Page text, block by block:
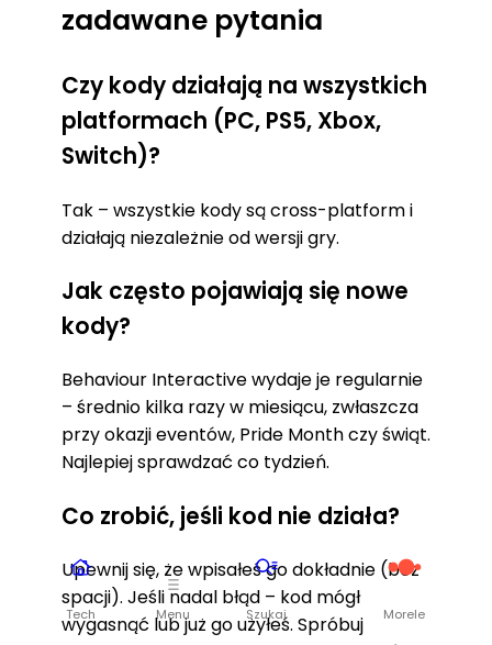
zadawane pytania
Czy kody działają na wszystkich
platformach (PC, PS5, Xbox,
Switch)?
Tak – wszystkie kody są cross-platform i
działają niezależnie od wersji gry.
Jak często pojawiają się nowe
kody?
Behaviour Interactive wydaje je regularnie
– średnio kilka razy w miesiącu, zwłaszcza
przy okazji eventów, Pride Month czy świąt.
Najlepiej sprawdzać co tydzień.
Co zrobić, jeśli kod nie działa?
Upewnij się, że wpisałeś go dokładnie (bez
spacji). Jeśli nadal błąd – kod mógł
wygasnąć lub już go użyłeś. Spróbuj
Tech Menu Szukaj Morele